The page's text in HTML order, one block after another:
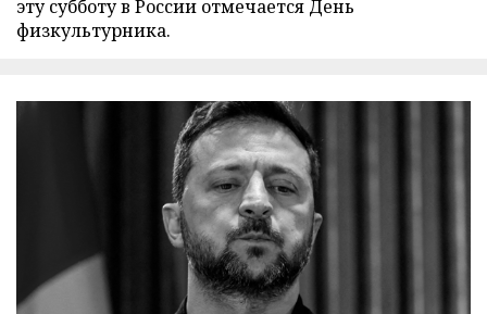
эту субботу в России отмечается День
физкультурника.